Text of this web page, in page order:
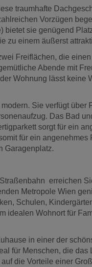
traumhafte
Vorzügen
bietet sie genügend
zu einem äußerst
Freiflächen, die
Abende mit
Wohnung lässt keine
Sie verfügt über
Das Bad
sorgt für ein
für ein angenehmes
Garagenplatz.
erreichen
Metropole Wien
Schulen,
idealen Wohnort für
in einer der
für Menschen, die das
die Vorteile einer